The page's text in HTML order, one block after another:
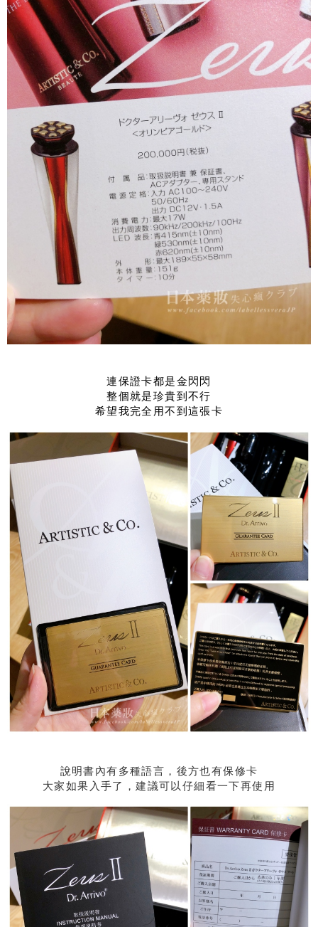
連保證卡都是金閃閃
整個就是珍貴到不行
希望我完全用不到這張卡
說明書內有多種語言，後方也有保修卡
大家如果入手了，建議可以仔細看一下再使用